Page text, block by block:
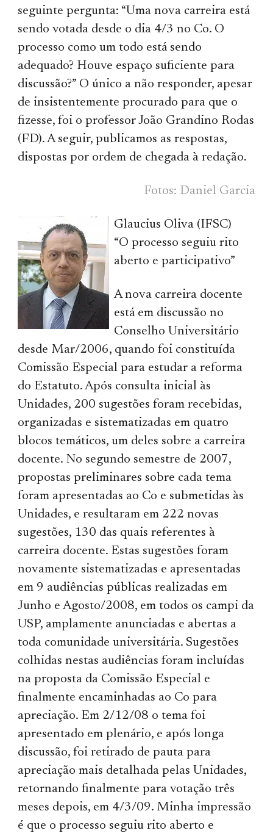
seguinte pergunta: “Uma nova carreira está
sendo votada desde o dia 4/3 no Co. O
processo como um todo está sendo
adequado? Houve espaço suficiente para
discussão?” O único a não responder, apesar
de insistentemente procurado para que o
fizesse, foi o professor João Grandino Rodas
(FD). A seguir, publicamos as respostas,
dispostas por ordem de chegada à redação.
Fotos: Daniel Garcia
Glaucius Oliva (IFSC)
“O processo seguiu rito
aberto e participativo”
A nova carreira docente
está em discussão no
Conselho Universitário
desde Mar/2006, quando foi constituída
Comissão Especial para estudar a reforma
do Estatuto. Após consulta inicial às
Unidades, 200 sugestões foram recebidas,
organizadas e sistematizadas em quatro
blocos temáticos, um deles sobre a carreira
docente. No segundo semestre de 2007,
propostas preliminares sobre cada tema
foram apresentadas ao Co e submetidas às
Unidades, e resultaram em 222 novas
sugestões, 130 das quais referentes à
carreira docente. Estas sugestões foram
novamente sistematizadas e apresentadas
em 9 audiências públicas realizadas em
Junho e Agosto/2008, em todos os campi da
USP, amplamente anunciadas e abertas a
toda comunidade universitária. Sugestões
colhidas nestas audiências foram incluídas
na proposta da Comissão Especial e
finalmente encaminhadas ao Co para
apreciação. Em 2/12/08 o tema foi
apresentado em plenário, e após longa
discussão, foi retirado de pauta para
apreciação mais detalhada pelas Unidades,
retornando finalmente para votação três
meses depois, em 4/3/09. Minha impressão
é que o processo seguiu rito aberto e